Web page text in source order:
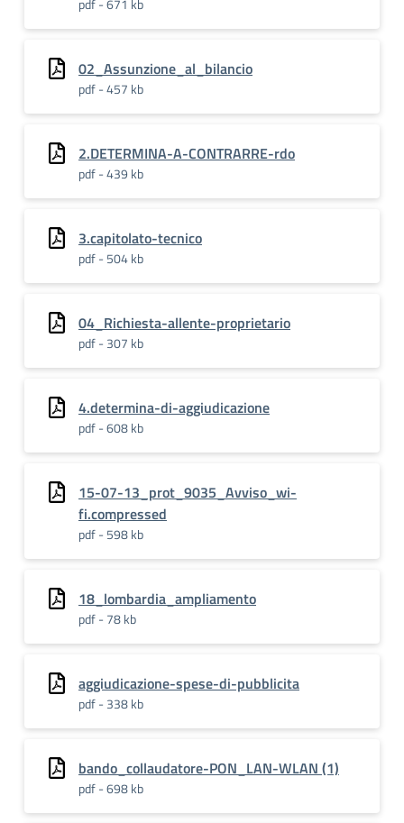
pdf - 671 kb
02_Assunzione_al_bilancio
pdf - 457 kb
2.DETERMINA-A-CONTRARRE-rdo
pdf - 439 kb
3.capitolato-tecnico
pdf - 504 kb
04_Richiesta-allente-proprietario
pdf - 307 kb
4.determina-di-aggiudicazione
pdf - 608 kb
15-07-13_prot_9035_Avviso_wi-
fi.compressed
pdf - 598 kb
18_lombardia_ampliamento
pdf - 78 kb
aggiudicazione-spese-di-pubblicita
pdf - 338 kb
bando_collaudatore-PON_LAN-WLAN (1)
pdf - 698 kb